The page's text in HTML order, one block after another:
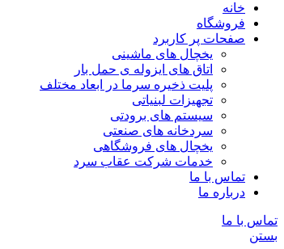
خانه
فروشگاه
صفحات پر کاربرد
یخچال های ماشینی
اتاق های ایزوله ی حمل بار
پلیت ذخیره سرما در ابعاد مختلف
تجهیزات لبنیاتی
سیستم های برودتی
سردخانه های صنعتی
یخچال های فروشگاهی
خدمات شرکت عقاب سرد
تماس با ما
درباره ما
تماس با ما
بستن